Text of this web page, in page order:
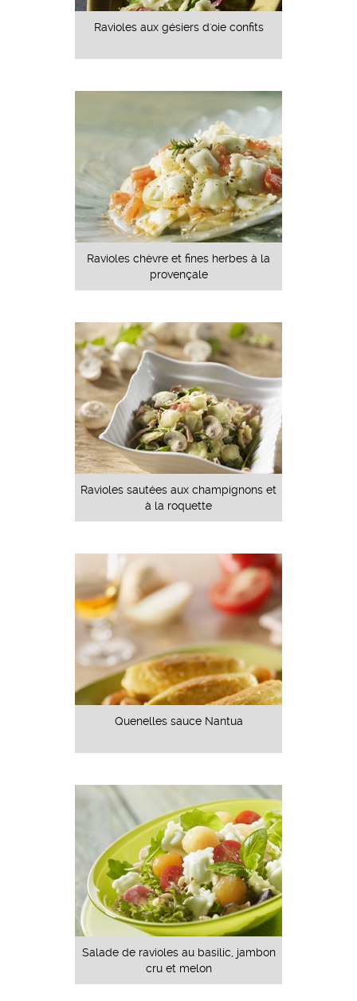
Ravioles aux gésiers d'oie confits
Ravioles chèvre et fines herbes à la
provençale
Ravioles sautées aux champignons et
à la roquette
Quenelles sauce Nantua
Salade de ravioles au basilic, jambon
cru et melon